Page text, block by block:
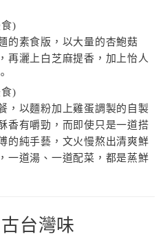
的素食版，以大量的杏鮑菇
再灑上白芝麻提香，加上怡人
，以麵粉加上雞蛋調製的自製
香有嚼勁，而即使只是一道搭
的純手藝，文火慢熬出清爽鮮
一道湯、一道配菜，都是蒸鮮
台灣味